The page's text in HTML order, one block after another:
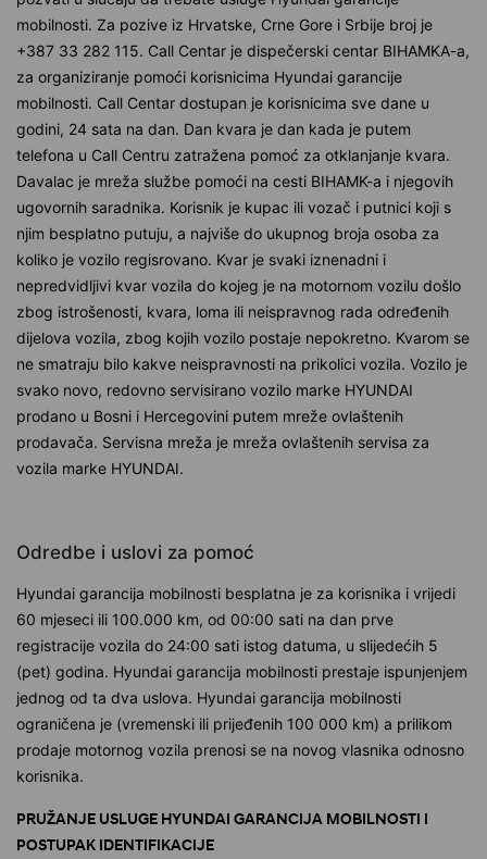
mobilnosti. Za pozive iz Hrvatske, Crne Gore i Srbije broj je
+387 33 282 115. Call Centar je dispečerski centar BIHAMKA-a,
za organiziranje pomoći korisnicima Hyundai garancije
mobilnosti. Call Centar dostupan je korisnicima sve dane u
godini, 24 sata na dan. Dan kvara je dan kada je putem
telefona u Call Centru zatražena pomoć za otklanjanje kvara.
Davalac je mreža službe pomoći na cesti BIHAMK-a i njegovih
ugovornih saradnika. Korisnik je kupac ili vozač i putnici koji s
njim besplatno putuju, a najviše do ukupnog broja osoba za
koliko je vozilo regisrovano. Kvar je svaki iznenadni i
nepredvidljivi kvar vozila do kojeg je na motornom vozilu došlo
zbog istrošenosti, kvara, loma ili neispravnog rada određenih
dijelova vozila, zbog kojih vozilo postaje nepokretno. Kvarom se
ne smatraju bilo kakve neispravnosti na prikolici vozila. Vozilo je
svako novo, redovno servisirano vozilo marke HYUNDAI
prodano u Bosni i Hercegovini putem mreže ovlaštenih
prodavača. Servisna mreža je mreža ovlaštenih servisa za
vozila marke HYUNDAI.
Odredbe i uslovi za pomoć
Hyundai garancija mobilnosti besplatna je za korisnika i vrijedi
60 mjeseci ili 100.000 km, od 00:00 sati na dan prve
registracije vozila do 24:00 sati istog datuma, u slijedećih 5
(pet) godina. Hyundai garancija mobilnosti prestaje ispunjenjem
jednog od ta dva uslova. Hyundai garancija mobilnosti
ograničena je (vremenski ili prijeđenih 100 000 km) a prilikom
prodaje motornog vozila prenosi se na novog vlasnika odnosno
korisnika.
PRUŽANJE USLUGE HYUNDAI GARANCIJA MOBILNOSTI I
POSTUPAK IDENTIFIKACIJE